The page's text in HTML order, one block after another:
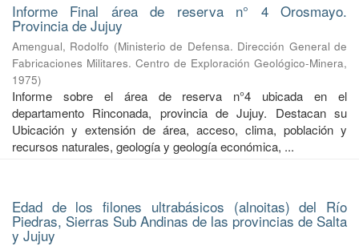
Informe Final área de reserva n° 4 Orosmayo.
Provincia de Jujuy
Amengual, Rodolfo (Ministerio de Defensa. Dirección General de
Fabricaciones Militares. Centro de Exploración Geológico-Minera,
1975)
Informe sobre el área de reserva n°4 ubicada en el
departamento Rinconada, provincia de Jujuy. Destacan su
Ubicación y extensión de área, acceso, clima, población y
recursos naturales, geología y geología económica, ...
Edad de los filones ultrabásicos (alnoitas) del Río
Piedras, Sierras Sub Andinas de las provincias de Salta
y Jujuy